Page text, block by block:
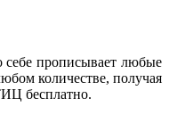
себе прописывает любые
количестве, получая
бесплатно.